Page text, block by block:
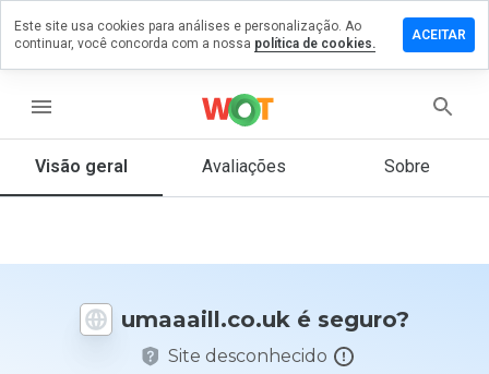
menu
Visão geral Avaliações Sobre
umaaaill.co.uk é seguro?
Site desconhecido
um
que
Este site usa cookies para análises e personalização. Ao
continuar, você concorda com a nossa política de cookies.
ACEITAR